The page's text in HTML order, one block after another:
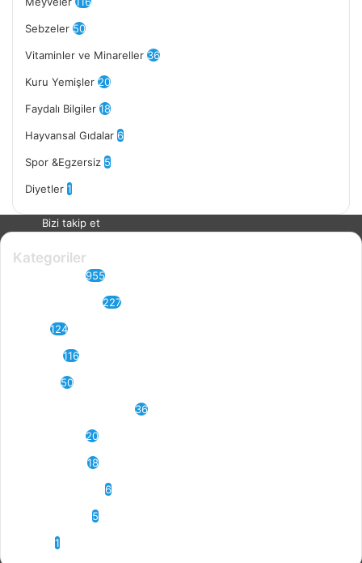
Sebzeler 50
Vitaminler ve Minareller 36
Kuru Yemişler 20
Faydalı Bilgiler 18
Hayvansal Gıdalar 6
Spor &Egzersiz 5
Diyetler 1
Bizi takip et
Kategoriler
955
227
124
116
50
36
20
18
6
5
1